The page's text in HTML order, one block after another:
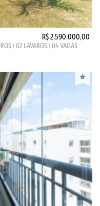
R$ 2.590.000,00
/ 02 LAVABOS / 04 VAGAS